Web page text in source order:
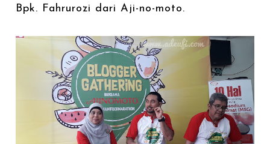
Bpk. Fahrurozi dari Aji-no-moto.